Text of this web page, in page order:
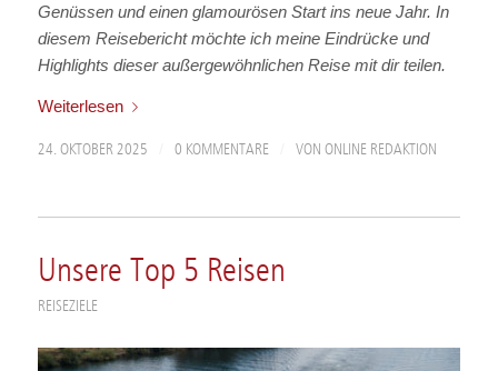
Genüssen und einen glamourösen Start ins neue Jahr. In
diesem Reisebericht möchte ich meine Eindrücke und
Highlights dieser außergewöhnlichen Reise mit dir teilen.
Weiterlesen
24. OKTOBER 2025 0 KOMMENTARE VON ONLINE REDAKTION
Unsere Top 5 Reisen
REISEZIELE